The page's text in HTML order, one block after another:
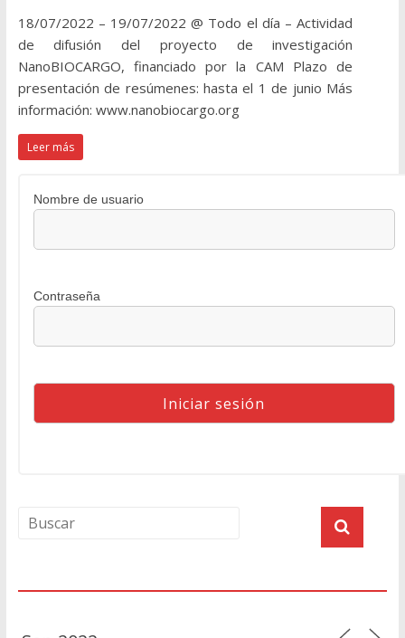
18/07/2022 – 19/07/2022 @ Todo el día – Actividad
de difusión del proyecto de investigación
NanoBIOCARGO, financiado por la CAM Plazo de
presentación de resúmenes: hasta el 1 de junio Más
información: www.nanobiocargo.org
Leer más
Nombre de usuario
Contraseña